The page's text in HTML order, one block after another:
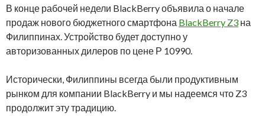
В конце рабочей недели BlackBerry объявила о начале
продаж нового бюджетного смартфона BlackBerry Z3 на
Филиппинах. Устройство будет доступно у
авторизованных дилеров по цене Р 10990.
Исторически, Филиппины всегда были продуктивным
рынком для компании BlackBerry и мы надеемся что Z3
продолжит эту традицию.